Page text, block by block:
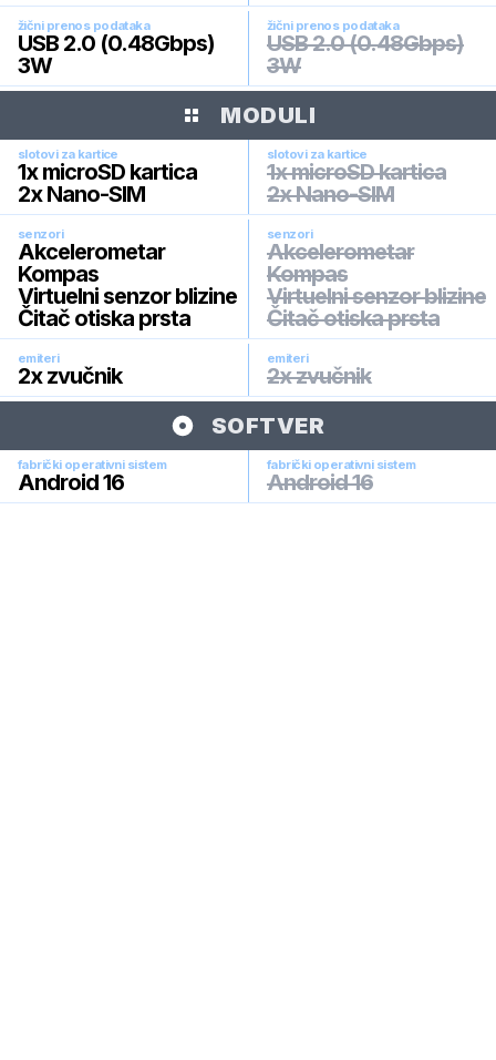
žični prenos podataka
USB 2.0 (0.48Gbps)
3W
žični prenos podataka
USB 2.0 (0.48Gbps)
3W
MODULI
slotovi za kartice
1x microSD kartica
2x Nano-SIM
slotovi za kartice
1x microSD kartica
2x Nano-SIM
senzori
Akcelerometar
Kompas
Virtuelni senzor blizine
Čitač otiska prsta
senzori
Akcelerometar
Kompas
Virtuelni senzor blizine
Čitač otiska prsta
emiteri
2x zvučnik
emiteri
2x zvučnik
SOFTVER
fabrički operativni sistem
Android 16
fabrički operativni sistem
Android 16